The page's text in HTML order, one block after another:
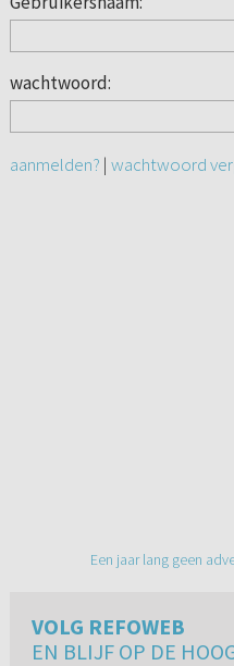
wachtwoord:
aanmelden? | wachtwoord
Een jaar lang geen
VOLG REFOWEB
EN BLIJF OP DE